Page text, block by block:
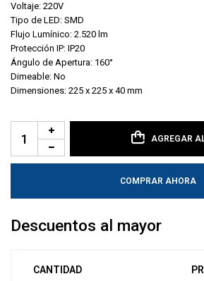
Voltaje: 220V
Tipo de LED: SMD
Flujo Lumínico: 2.520 lm
Protección IP: IP20
Ángulo de Apertura: 160°
Dimeable: No
Dimensiones: 225 x 225 x 40 mm
AGREGAR
COMPRAR AHORA
Descuentos al mayor
CANTIDAD